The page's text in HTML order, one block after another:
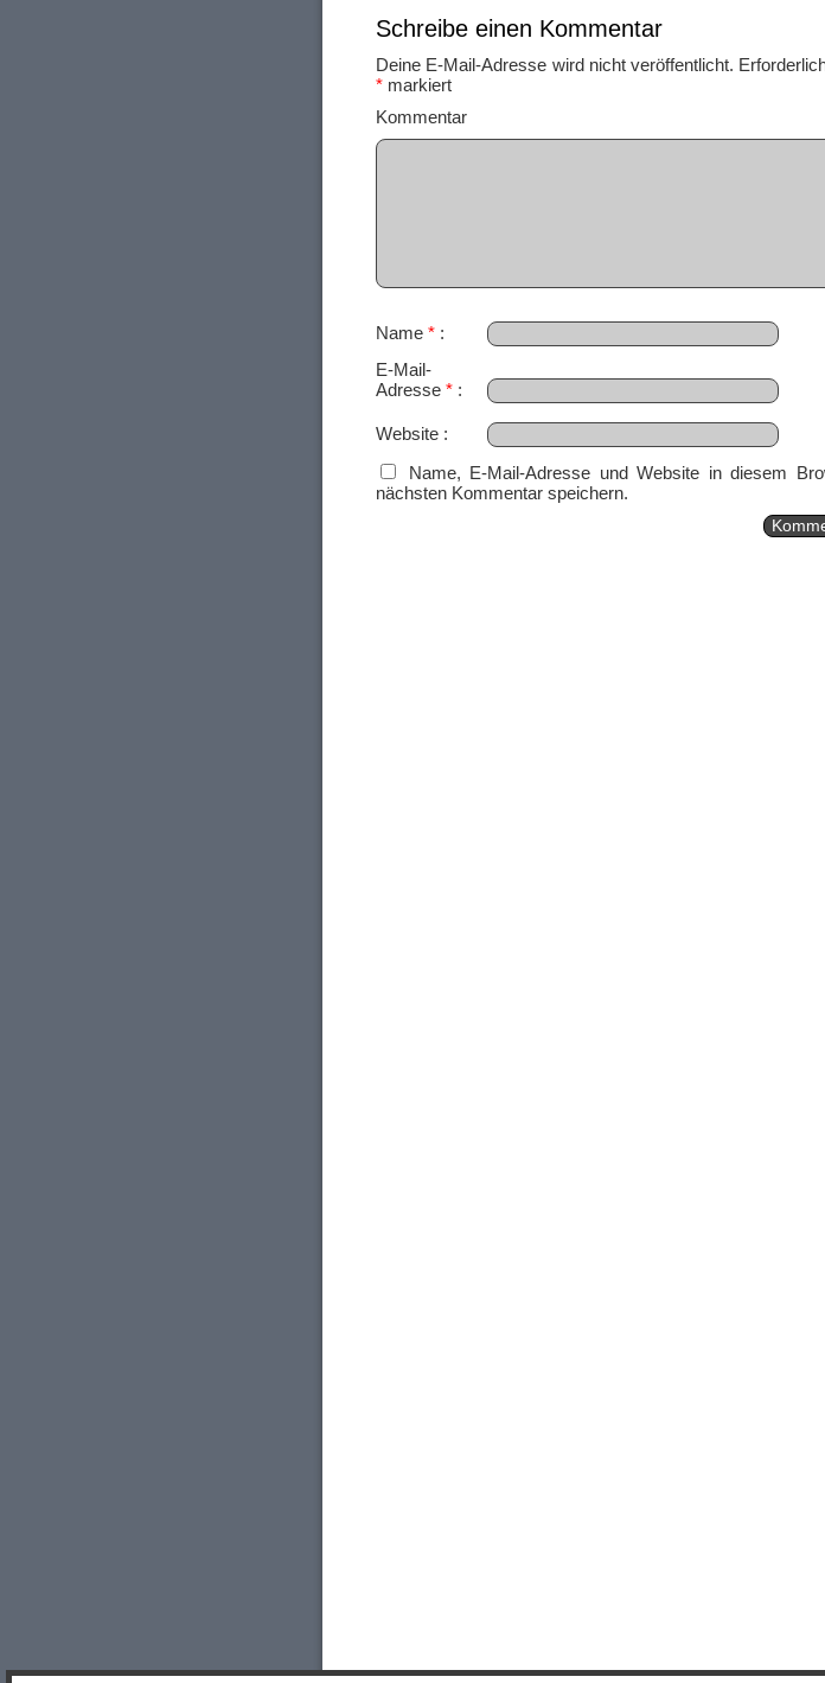
Schreibe einen Kommentar
Deine E-Mail-Adresse wird nicht veröffentlicht.
* markiert
Name *
E-Mail-
Adresse *
Website
Name, E-Mail-Adresse und Website in diesem
nächsten Kommentar speichern.